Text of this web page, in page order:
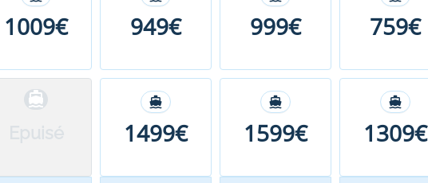
1009€ 949€ 999€ 759€
1499€ 1599€ 1309€